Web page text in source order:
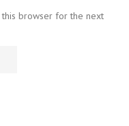
this browser for the next